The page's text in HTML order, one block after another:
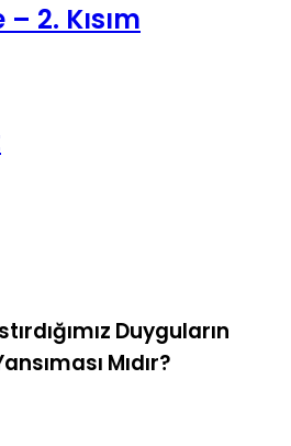
2. Kısım
Duyguların
Mıdır?